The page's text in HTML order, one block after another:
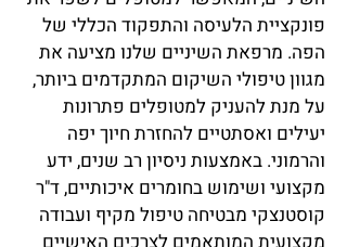
פונקציית הלעיסה והתפקוד הכללי של
הפה. מרפאת השיניים שלנו מציעה את
מגוון טיפולי השיקום המתקדמים ביותר,
על מנת להעניק למטופלים פתרונות
יעילים ואסתטיים להחזרת חיוך יפה
והרמוני. באמצעות ניסיון רב שנים, ידע
מקצועי ושימוש בחומרים איכותיים, ד"ר
קוסטנצקי מבטיחה טיפול מקיף ועבודה